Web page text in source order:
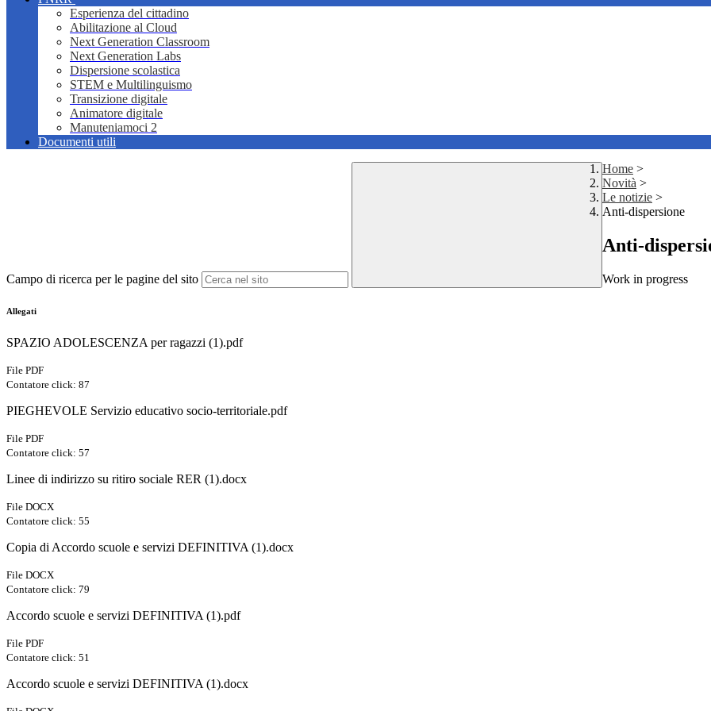
Esperienza del cittadino
Abilitazione al Cloud
Next Generation Classroom
Next Generation Labs
Dispersione scolastica
STEM e Multilinguismo
Transizione digitale
Animatore digitale
Manuteniamoci 2
Documenti utili
Campo di ricerca per le pagine del sito
Home >
Novità >
Le notizie >
Anti-dispersione
Anti-
Work in progress
Allegati
SPAZIO ADOLESCENZA per ragazzi (1).pdf
File PDF
Contatore click: 87
PIEGHEVOLE Servizio educativo socio-territoriale.pdf
File PDF
Contatore click: 57
Linee di indirizzo su ritiro sociale RER (1).docx
File DOCX
Contatore click: 55
Copia di Accordo scuole e servizi DEFINITIVA (1).docx
File DOCX
Contatore click: 79
Accordo scuole e servizi DEFINITIVA (1).pdf
File PDF
Contatore click: 51
Accordo scuole e servizi DEFINITIVA (1).docx